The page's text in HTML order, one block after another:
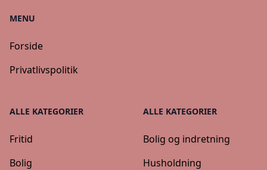
MENU
Forside
Privatlivspolitik
ALLE KATEGORIER
Fritid
Bolig
ALLE KATEGORIER
Bolig og indretning
Husholdning